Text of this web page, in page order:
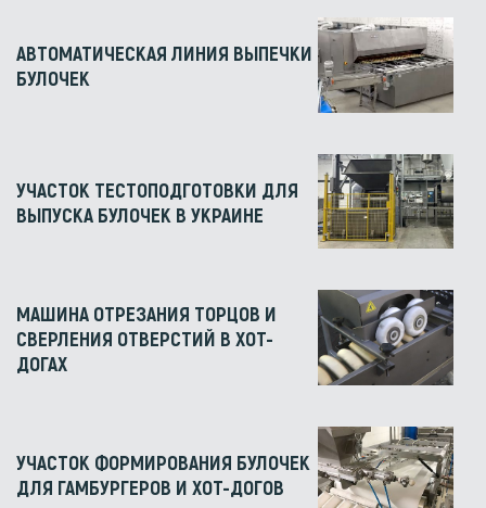
АВТОМАТИЧЕСКАЯ ЛИНИЯ ВЫПЕЧКИ
БУЛОЧЕК
УЧАСТОК ТЕСТОПОДГОТОВКИ ДЛЯ
ВЫПУСКА БУЛОЧЕК В УКРАИНЕ
МАШИНА ОТРЕЗАНИЯ ТОРЦОВ И
СВЕРЛЕНИЯ ОТВЕРСТИЙ В ХОТ-
ДОГАХ
УЧАСТОК ФОРМИРОВАНИЯ БУЛОЧЕК
ДЛЯ ГАМБУРГЕРОВ И ХОТ-ДОГОВ